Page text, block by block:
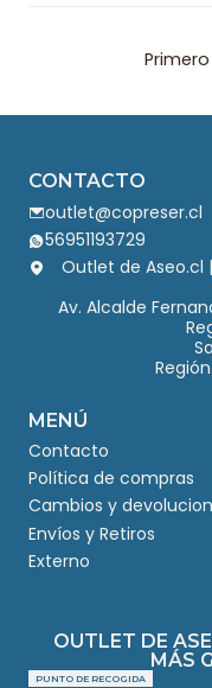
Primero
CONTACTO
outlet@copreser.cl
56951193729
Outlet de Aseo.cl
Av. Alcalde
MENÚ
Contacto
Política de compras
Cambios y
Envíos y Retiros
Externo
OUTLET DE
MÁS
PUNTO DE RECOGIDA